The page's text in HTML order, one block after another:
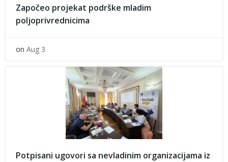
Započeo projekat podrške mladim
poljoprivrednicima
on Aug 3
Potpisani ugovori sa nevladinim organizacijama iz